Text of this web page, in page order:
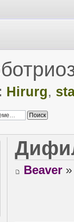
Hirurg,
Beaver